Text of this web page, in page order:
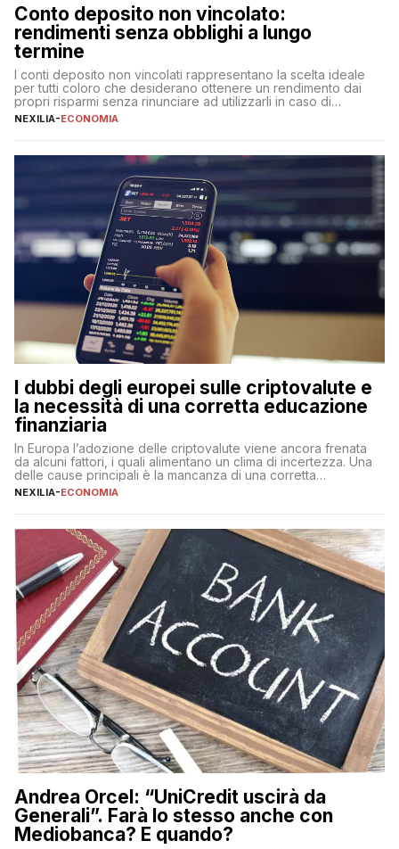
Conto deposito non vincolato:
rendimenti senza obblighi a lungo
termine
I conti deposito non vincolati rappresentano la scelta ideale
per tutti coloro che desiderano ottenere un rendimento dai
propri risparmi senza rinunciare ad utilizzarli in caso di
necessità. A differenza delle forme vincolate tradizionali,
flessibilità e rendimento. Come funzionano […]
NEXILIA-ECONOMIA
I dubbi degli europei sulle criptovalute e
la necessità di una corretta educazione
finanziaria
In Europa l’adozione delle criptovalute viene ancora frenata
da alcuni fattori, i quali alimentano un clima di incertezza. Una
delle cause principali è la mancanza di una corretta
educazione finanziaria, che impedisce ad una larga parte della
sulle criptovalute: […]
NEXILIA-ECONOMIA
Andrea Orcel: “UniCredit uscirà da
Generali”. Farà lo stesso anche con
Mediobanca? E quando?